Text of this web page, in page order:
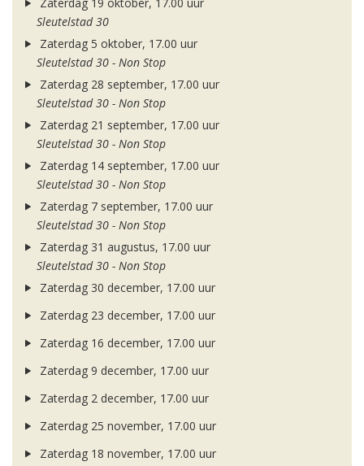
Zaterdag 19 oktober, 17.00 uur
Sleutelstad 30
Zaterdag 5 oktober, 17.00 uur
Sleutelstad 30 - Non Stop
Zaterdag 28 september, 17.00 uur
Sleutelstad 30 - Non Stop
Zaterdag 21 september, 17.00 uur
Sleutelstad 30 - Non Stop
Zaterdag 14 september, 17.00 uur
Sleutelstad 30 - Non Stop
Zaterdag 7 september, 17.00 uur
Sleutelstad 30 - Non Stop
Zaterdag 31 augustus, 17.00 uur
Sleutelstad 30 - Non Stop
Zaterdag 30 december, 17.00 uur
Zaterdag 23 december, 17.00 uur
Zaterdag 16 december, 17.00 uur
Zaterdag 9 december, 17.00 uur
Zaterdag 2 december, 17.00 uur
Zaterdag 25 november, 17.00 uur
Zaterdag 18 november, 17.00 uur